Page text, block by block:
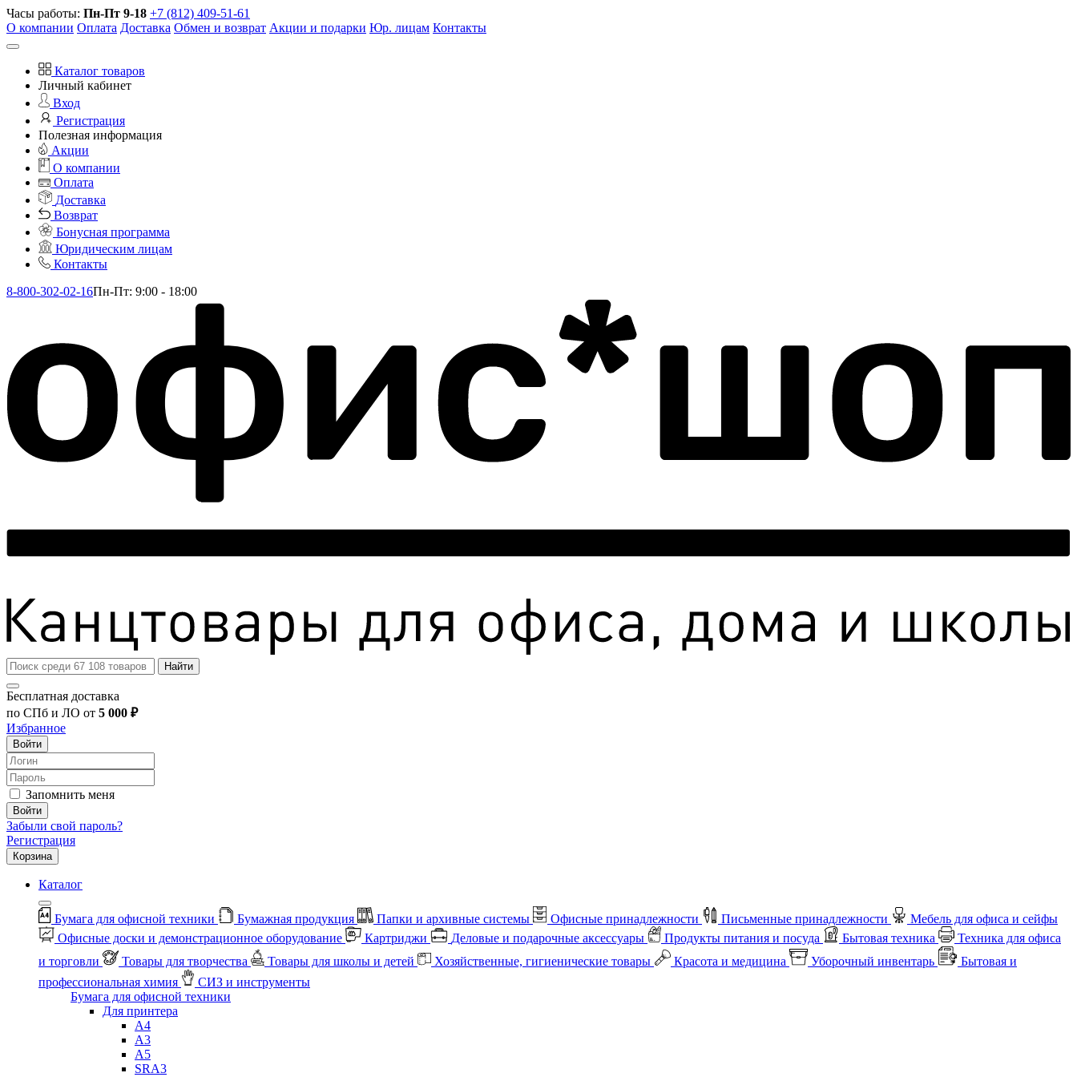
Часы работы: Пн-Пт 9-18 +7 (812) 409-51-61
О компании Оплата Доставка Обмен и возврат Акции и подарки Юр. лицам Контакты
Каталог товаров
Личный кабинет
Вход
Регистрация
Полезная информация
Акции
О компании
Оплата
Доставка
Возврат
Бонусная программа
Юридическим лицам
Контакты
8-800-302-02-16Пн-Пт: 9:00 - 18:00
Найти
Бесплатная доставка
по СПб и ЛО от 5 000 ₽
Избранное
Войти
Запомнить меня
Войти
Забыли свой пароль?
Регистрация
Корзина
Каталог
Бумага для офисной техники Бумажная продукция Папки и архивные системы Офисные принадлежности Письменные принадлежности
Мебель для офиса и сейфы
Офисные доски и демонстрационное оборудование
Картриджи Деловые и подарочные аксессуары Продукты питания и посуда Бытовая техника
Техника для офиса
и торговли
Товары для творчества Товары для школы и детей Хозяйственные, гигиенические товары Красота и медицина Уборочный инвентарь
Бытовая и
профессиональная химия
СИЗ и инструменты
Бумага для офисной техники
Для принтера
А4
А3
А5
SRA3